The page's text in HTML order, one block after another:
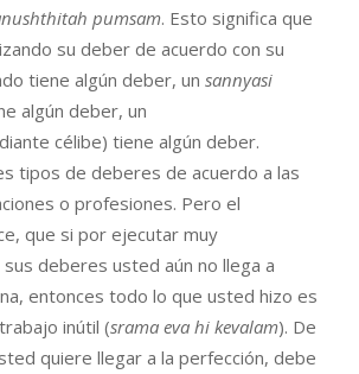
shthitah pumsam. Esto significa que
su deber de acuerdo con su
tiene algún deber, un sannyasi
algún deber, un
célibe) tiene algún deber.
tipos de deberes de acuerdo a las
o profesiones. Pero el
que si por ejecutar muy
deberes usted aún no llega a
entonces todo lo que usted hizo es
inútil (srama eva hi kevalam). De
quiere llegar a la perfección, debe